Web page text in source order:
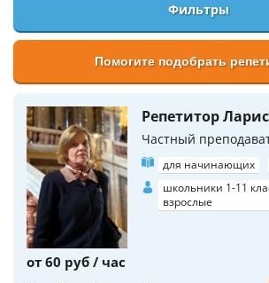
Фильтры
Помогите подобрать
Репетитор
Частный
для начинающих
школьники 1-11
взрослые
от 60 руб / час